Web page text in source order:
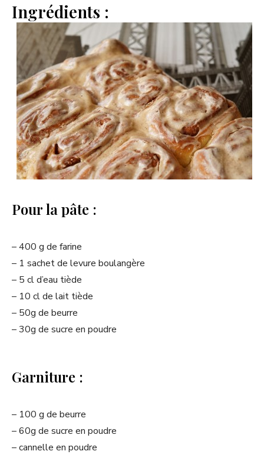
Ingrédients :
Pour la pâte :
– 400 g de farine
– 1 sachet de levure boulangère
– 5 cl d’eau tiède
– 10 cl de lait tiède
– 50g de beurre
– 30g de sucre en poudre
Garniture :
– 100 g de beurre
– 60g de sucre en poudre
– cannelle en poudre